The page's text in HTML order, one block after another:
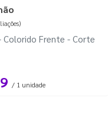
Colorido Frente - Corte
/ 1 unidade